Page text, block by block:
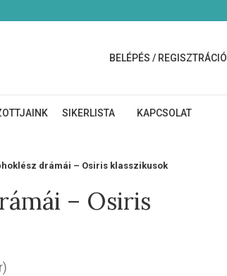
BELÉPÉS / REGISZTRÁCIÓ
SIKERLISTA KAPCSOLAT
drámái – Osiris klasszikusok
– Osiris